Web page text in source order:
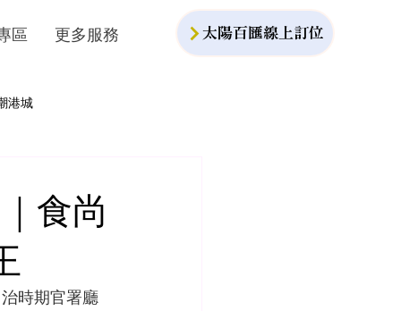
區 更多服務 太陽百匯線上訂位
港城
食尚
時期官署廳